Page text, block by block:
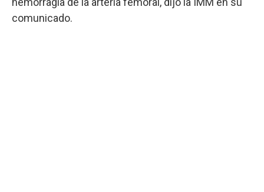
comunicado.